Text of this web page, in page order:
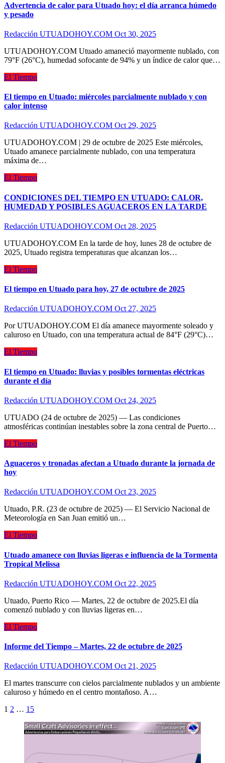
Advertencia de calor para Utuado hoy: el día arranca húmedo
y pesado
Redacción UTUADOHOY.COM Oct 30, 2025
UTUADOHOY.COM Utuado amaneció mayormente nublado, con
79°F (26°C), humedad sofocante de 94% y un índice de calor que…
El Tiempo
El tiempo en Utuado: miércoles parcialmente nublado y con
calor intenso
Redacción UTUADOHOY.COM Oct 29, 2025
UTUADOHOY.COM | 29 de octubre de 2025 Este miércoles,
Utuado amanece parcialmente nublado, con una temperatura
máxima de…
El Tiempo
CONDICIONES DEL TIEMPO EN UTUADO: CALOR,
HUMEDAD Y POSIBLES AGUACEROS EN LA TARDE
Redacción UTUADOHOY.COM Oct 28, 2025
UTUADOHOY.COM En la tarde de hoy, lunes 28 de octubre de
2025, Utuado registra temperaturas que alcanzan los…
El Tiempo
El tiempo en Utuado para hoy, 27 de octubre de 2025
Redacción UTUADOHOY.COM Oct 27, 2025
Por UTUADOHOY.COM El día amanece mayormente soleado y
caluroso en Utuado, con una temperatura actual de 84°F (29°C)…
El Tiempo
El tiempo en Utuado: lluvias y posibles tormentas eléctricas
durante el día
Redacción UTUADOHOY.COM Oct 24, 2025
UTUADO (24 de octubre de 2025) — Las condiciones
atmosféricas continúan inestables sobre la zona central de Puerto…
El Tiempo
Aguaceros y tronadas afectan a Utuado durante la jornada de
hoy
Redacción UTUADOHOY.COM Oct 23, 2025
Utuado, P.R. (23 de octubre de 2025) — El Servicio Nacional de
Meteorología en San Juan emitió un…
El Tiempo
Utuado amanece con lluvias ligeras e influencia de la Tormenta
Tropical Melissa
Redacción UTUADOHOY.COM Oct 22, 2025
Utuado, Puerto Rico — Martes, 22 de octubre de 2025.El día
comenzó nublado y con lluvias ligeras en…
El Tiempo
Informe del Tiempo – Martes, 22 de octubre de 2025
Redacción UTUADOHOY.COM Oct 21, 2025
El martes transcurre con cielos parcialmente nublados y un ambiente
caluroso y húmedo en el centro montañoso. A…
Posts
pagination
1 2 … 15